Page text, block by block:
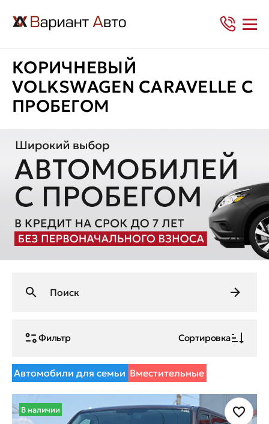
КОРИЧНЕВЫЙ
VOLKSWAGEN CARAVELLE С
ПРОБЕГОМ
Фильтр Сортировка
Автомобили для семьи Вместительные
В наличии